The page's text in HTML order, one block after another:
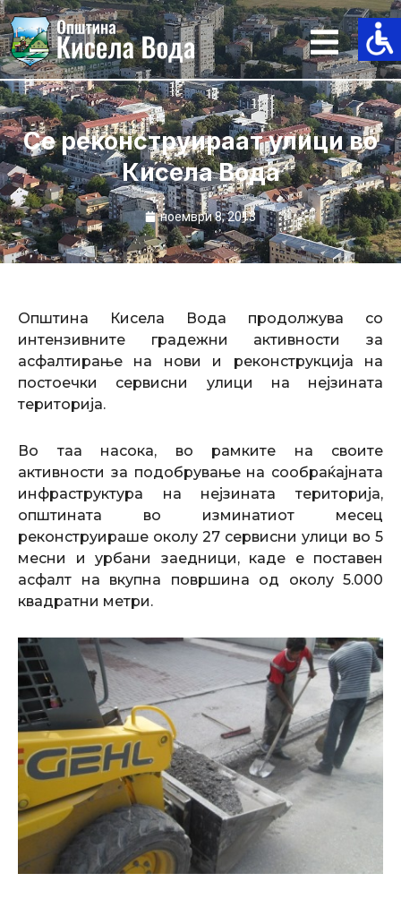
Skip
to
content
Се реконструираат улици во
Кисела Вода
ноември 8, 2013
Општина Кисела Вода продолжува со
интензивните градежни активности за
асфалтирање на нови и реконструкција на
постоечки сервисни улици на нејзината
територија.
Во таа насока, во рамките на своите
активности за подобрување на сообраќајната
инфраструктура на нејзината територија,
општината во изминатиот месец
реконструираше околу 27 сервисни улици во 5
месни и урбани заедници, каде е поставен
асфалт на вкупна површина од околу 5.000
квадратни метри.